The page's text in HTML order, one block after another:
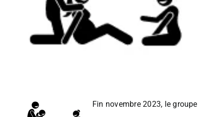
Fin novembre 2023, le groupe